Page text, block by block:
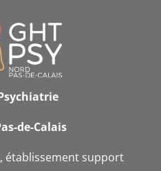
de-Calais
établissement support